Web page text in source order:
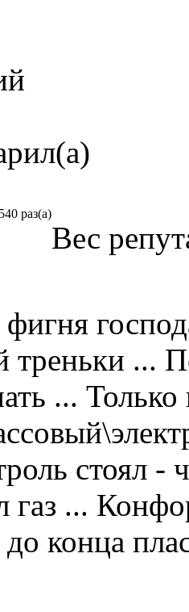
раз(а)
Вес
фигня
треньки ...
...
стоял -
газ ...
конца